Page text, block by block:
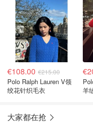
€108.00 €215.00
Polo Ralph Lauren V领
绞花针织毛衣
羊
大家都在抢